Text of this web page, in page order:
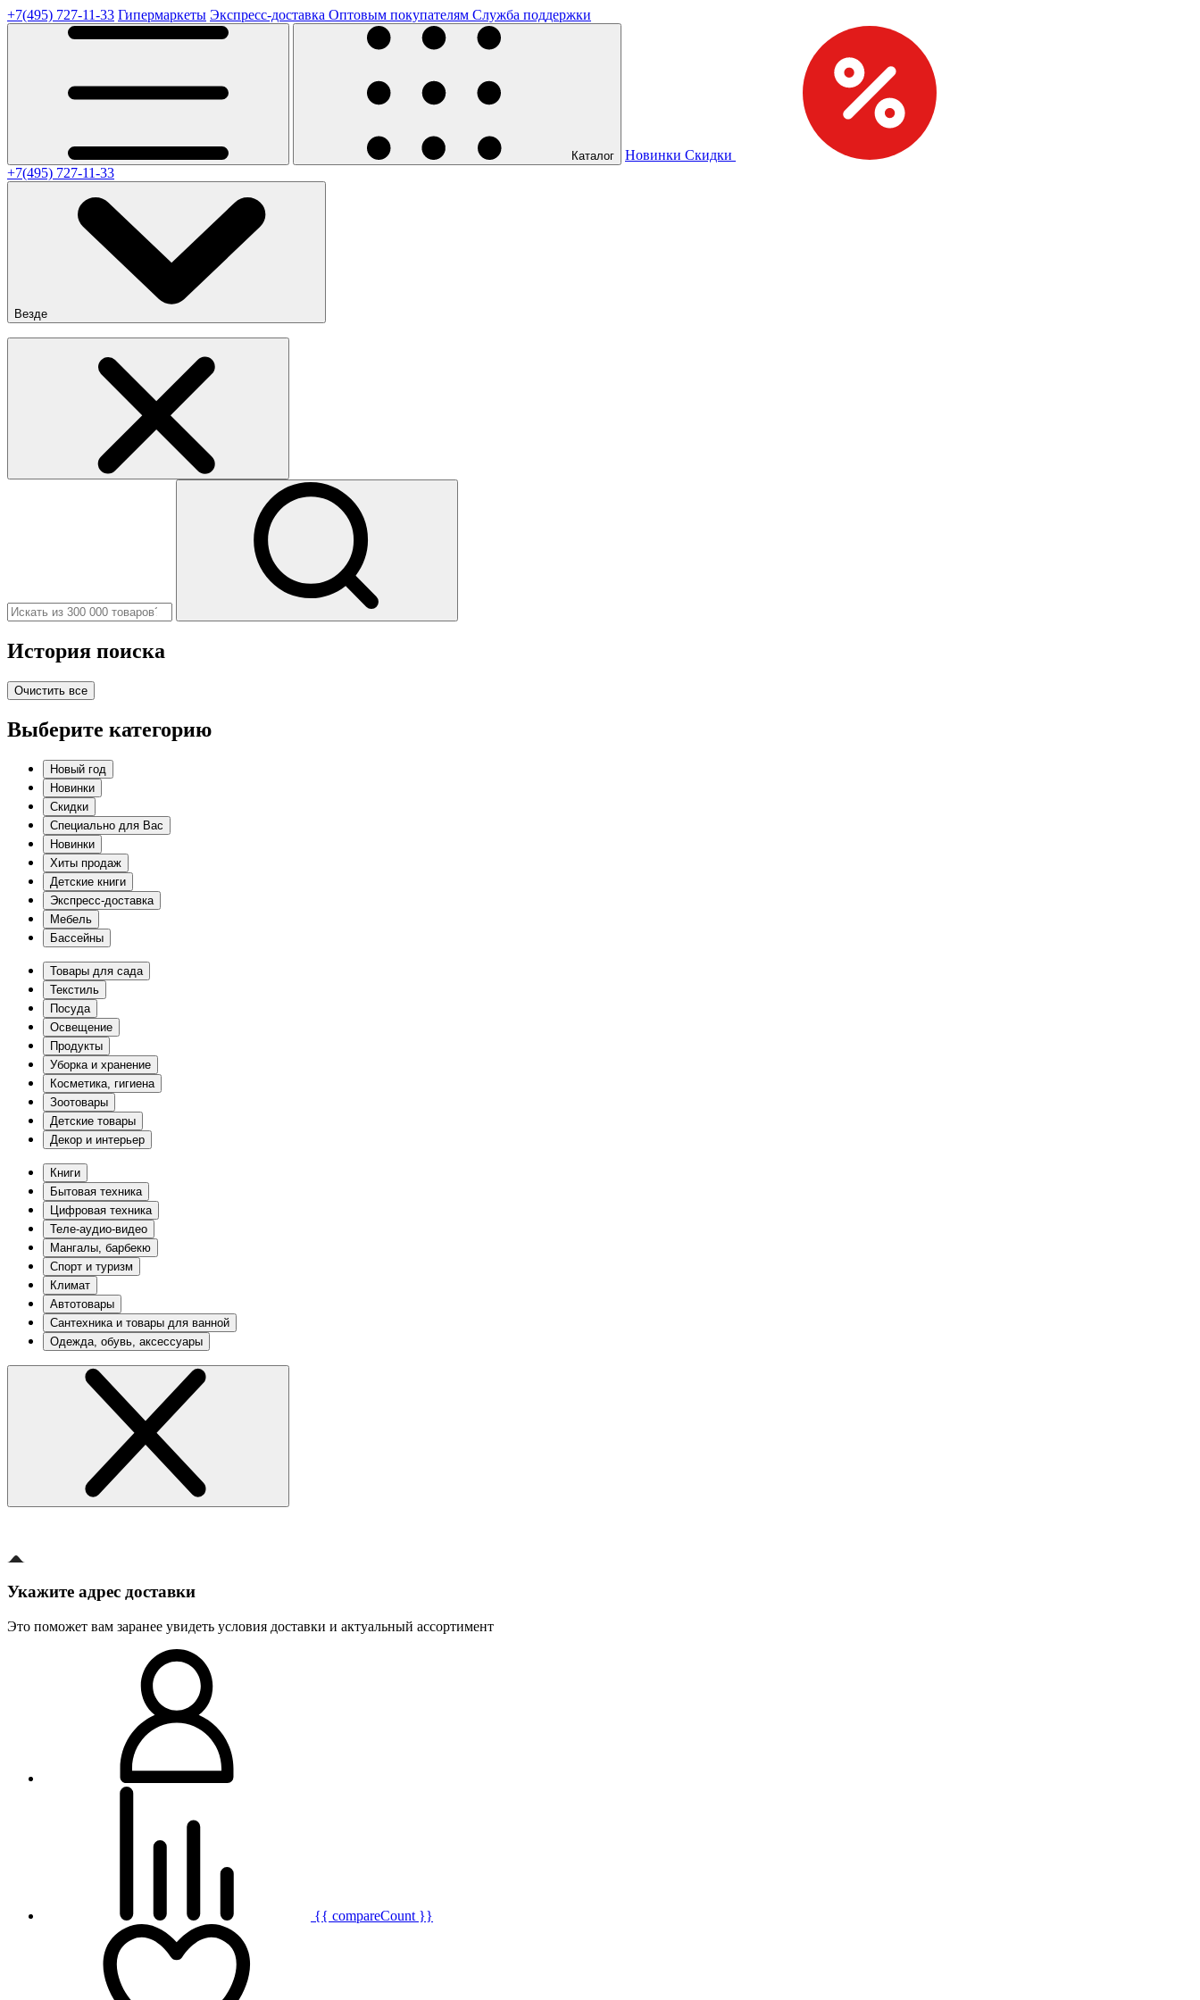
+7(495) 727-11-33 Гипермаркеты Экспресс-доставка Оптовым покупателям Служба поддержки
Каталог Новинки Скидки
+7(495) 727-11-33
Везде
История поиска
Очистить все
Выберите категорию
Новый год
Новинки
Скидки
Специально для Вас
Новинки
Хиты продаж
Детские книги
Экспресс-доставка
Мебель
Бассейны
Товары для сада
Текстиль
Посуда
Освещение
Продукты
Уборка и хранение
Косметика, гигиена
Зоотовары
Детские товары
Декор и интерьер
Книги
Бытовая техника
Цифровая техника
Теле-аудио-видео
Мангалы, барбекю
Спорт и туризм
Климат
Автотовары
Сантехника и товары для ванной
Одежда, обувь, аксессуары
Укажите адрес доставки
Это поможет вам заранее увидеть условия доставки и актуальный ассортимент
{{ compareCount }}